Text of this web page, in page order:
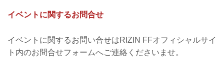
Q.1 より良い席で観戦したいのですが、
どの先行でチケットを買うと一番良い席
A. より良い席のご案内は、以下の順番と
なります。
①ファンクラブ先行（超強者）
イベントに関するお問合せ
イベントに関するお問い合せはRIZIN FFオフィシャルサイ
ト内のお問合せフォームへご連絡くださいませ。